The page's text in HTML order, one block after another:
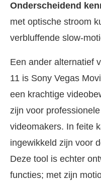
Onderscheidend
met optische stroom
verbluffende slow-
Een ander alternatief
11 is Sony Vegas
een krachtige
zijn voor
videomakers. In feite
ingewikkeld zijn voor
Deze tool is echter
functies; met zijn